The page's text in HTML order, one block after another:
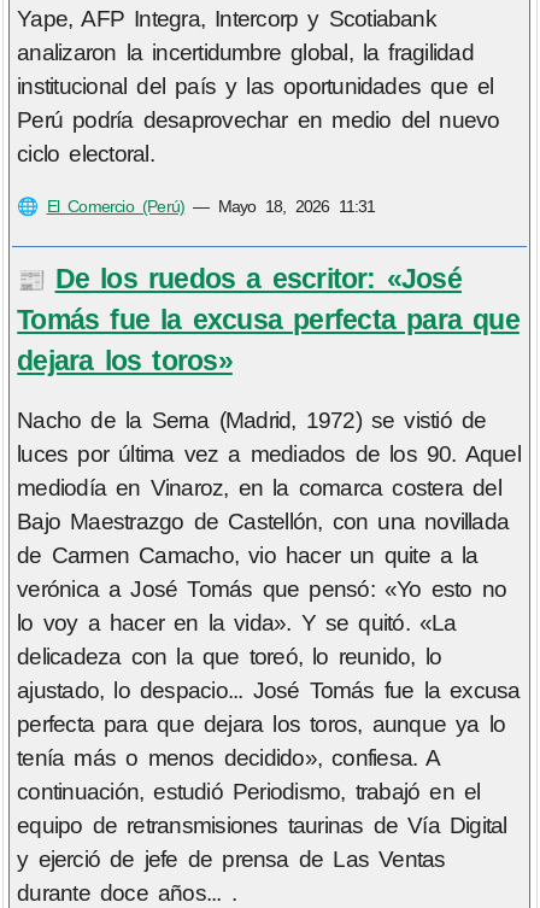
Yape, AFP Integra, Intercorp y Scotiabank
analizaron la incertidumbre global, la fragilidad
institucional del país y las oportunidades que el
Perú podría desaprovechar en medio del nuevo
ciclo electoral.
🌐 El Comercio (Perú) — Mayo 18, 2026 11:31
📰 De los ruedos a escritor: «José
Tomás fue la excusa perfecta para que
dejara los toros»
Nacho de la Serna (Madrid, 1972) se vistió de
luces por última vez a mediados de los 90. Aquel
mediodía en Vinaroz, en la comarca costera del
Bajo Maestrazgo de Castellón, con una novillada
de Carmen Camacho, vio hacer un quite a la
verónica a José Tomás que pensó: «Yo esto no
lo voy a hacer en la vida». Y se quitó. «La
delicadeza con la que toreó, lo reunido, lo
ajustado, lo despacio... José Tomás fue la excusa
perfecta para que dejara los toros, aunque ya lo
tenía más o menos decidido», confiesa. A
continuación, estudió Periodismo, trabajó en el
equipo de retransmisiones taurinas de Vía Digital
y ejerció de jefe de prensa de Las Ventas
durante doce años... .